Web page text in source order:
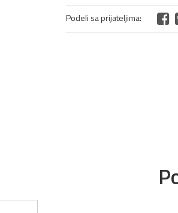
Podeli sa prijateljima: